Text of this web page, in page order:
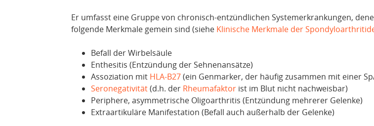
Er umfasst eine Gruppe von chronisch-entzündlichen Systemerkrankungen,
folgende Merkmale gemein sind (siehe Klinische Merkmale der
Befall der Wirbelsäule
Enthesitis (Entzündung der Sehnenansätze)
Assoziation mit HLA-B27(ein Genmarker, der häufig zusammen mit einer
Seronegativität(d.h. der Rheumafaktor ist im Blut nicht nachweisbar)
Periphere, asymmetrische Oligoarthritis (Entzündung mehrerer Gelenke)
Extraartikuläre Manifestation (Befall auch außerhalb der Gelenke)